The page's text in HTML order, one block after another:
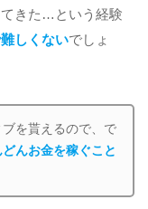
きた…という経験
しくないでしょ
を貰えるので、で
どんお金を稼ぐこと